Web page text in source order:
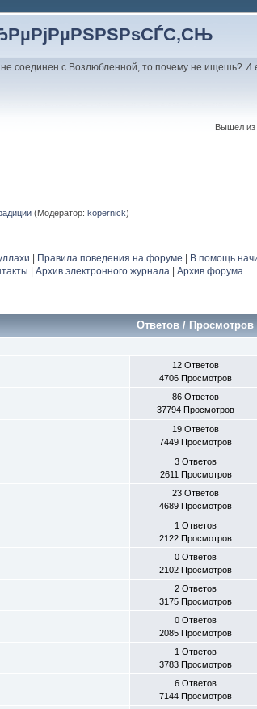
соединен с Возлюбленной, то почему не ищешь? И
Вышел из
(Модератор:kopernick)
Правила поведения на форуме
В помощь
Архив электронного журнала| Архив форума
Ответов / Просмотров
12 Ответов
4706 Просмотров
86 Ответов
37794 Просмотров
19 Ответов
7449 Просмотров
3 Ответов
2611 Просмотров
23 Ответов
4689 Просмотров
1 Ответов
2122 Просмотров
0 Ответов
2102 Просмотров
2 Ответов
3175 Просмотров
0 Ответов
2085 Просмотров
1 Ответов
3783 Просмотров
6 Ответов
7144 Просмотров